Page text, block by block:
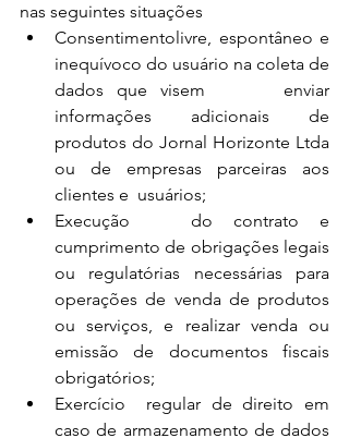
nas seguintes situações
Consentimentolivre, espontâneo e
inequívoco do usuário na coleta de
dados que visem      enviar
informações adicionais de
produtos do Jornal Horizonte Ltda
ou de empresas parceiras aos
clientes e  usuários;
Execução   do contrato e
cumprimento de obrigações legais
ou regulatórias necessárias para
operações de venda de produtos
ou serviços, e realizar venda ou
emissão de documentos fiscais
obrigatórios;
Exercício  regular de direito em
caso de armazenamento de dados